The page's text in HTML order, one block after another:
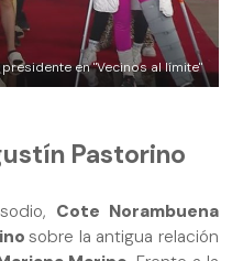
en "Vecinos al límite"
Pastorino
Cote Norambuena
sobre la antigua relación